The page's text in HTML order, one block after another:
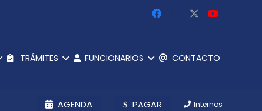
TRÁMITES FUNCIONARIOS CONTACTO
AGENDA PAGAR Internos